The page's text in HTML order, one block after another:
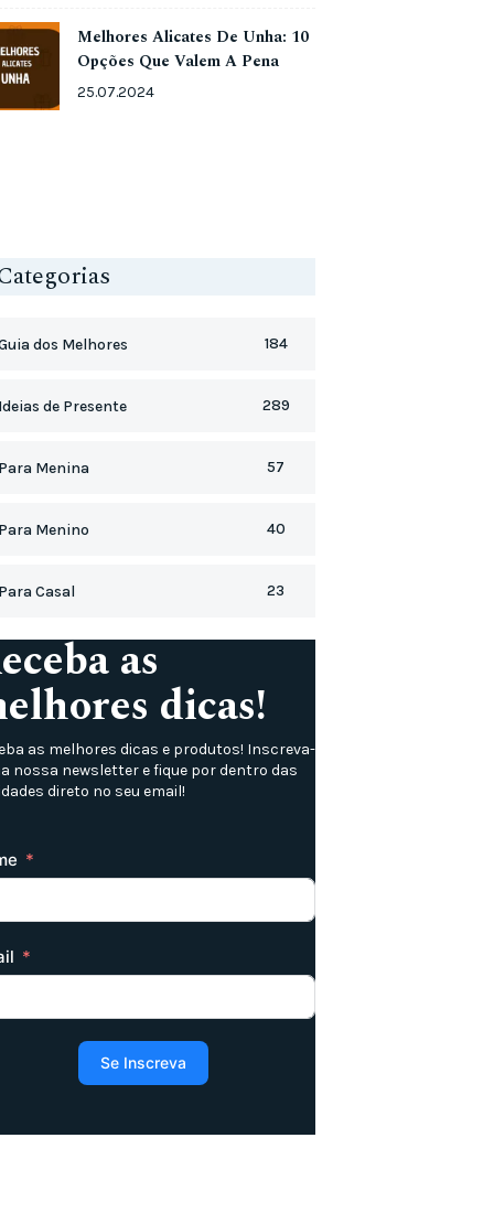
Melhores Alicates De Unha: 10
Opções Que Valem A Pena
25.07.2024
dos Melhores 184
Ideias de Presente 289
Para Menina 57
Para Menino 40
Para Casal 23
as
dicas!
as melhores dicas e produtos! Inscreva-
nossa newsletter e fique por dentro das
direto no seu email!
Se Inscreva